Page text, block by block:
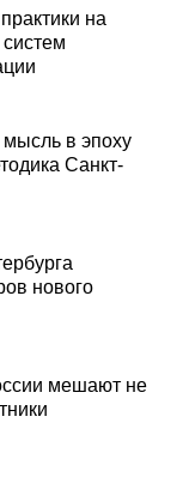
на
в эпоху
Санкт-
нового
мешают не